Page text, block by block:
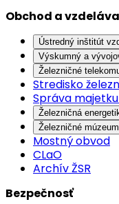
Obchod a
Ústredný inštitút
Výskumný a
Železničné
Stredisko
Správa
Železničná
Železničné
Mostný obvod
CLaO
Archív ŽSR
Bezpečnosť